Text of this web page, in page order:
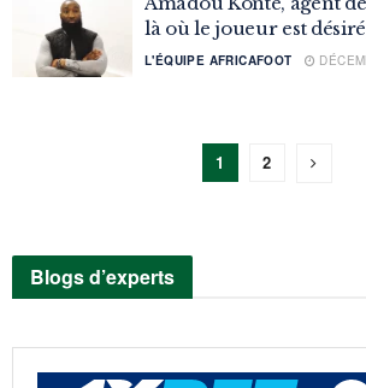
là où le joueur est
L'ÉQUIPE AFRICAFOOT
1 2
Blogs d’experts